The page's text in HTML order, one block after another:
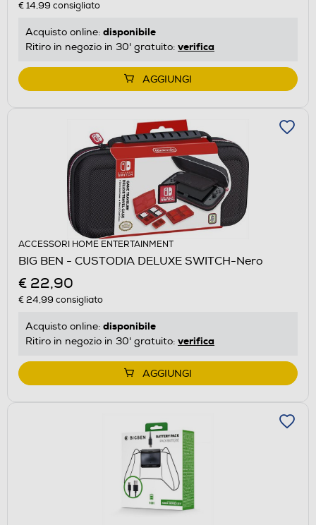
€ 14,99 consigliato
Acquisto online: disponibile
Ritiro in negozio in 30' gratuito: verifica
AGGIUNGI
ACCESSORI HOME ENTERTAINMENT
BIG BEN - CUSTODIA DELUXE SWITCH-Nero
€ 22,90
€ 24,99 consigliato
Acquisto online: disponibile
Ritiro in negozio in 30' gratuito: verifica
AGGIUNGI